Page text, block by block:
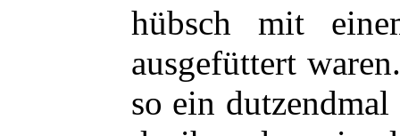
hübsch mit
ausgefüttert
so ein